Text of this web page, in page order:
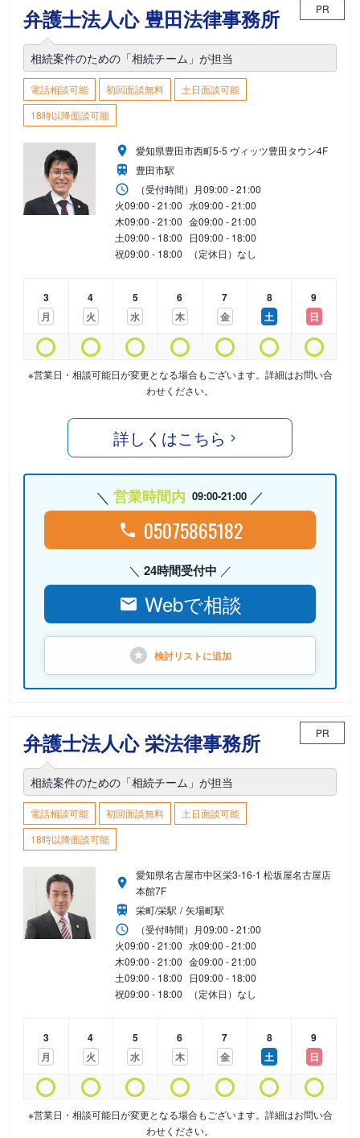
弁護士法人心 豊田法律事務所 PR
相続案件のための「相続チーム」が担当
電話相談可能 初回面談無料
土日面談可能
18時以降面談可能
愛知県豊田市西町5-5 ヴィッツ豊田タウン4F
豊田市駅
（受付時間） 月09:00 - 21:00
火09:00 - 21:00 水09:00 - 21:00
木09:00 - 21:00 金09:00 - 21:00
土09:00 - 18:00 日09:00 - 18:00
祝09:00 - 18:00 （定休日）なし
3
月
4
火
5
水
6
木
7
金
8
土
9
日
※営業日・相談可能日が変更となる場合もございます。詳細はお問い合
わせください。
詳しくはこちら
営業時間内 09:00-21:00
05075865182
24時間受付中
Webで相談
検討リストに追加
弁護士法人心 栄法律事務所 PR
相続案件のための「相続チーム」が担当
電話相談可能 初回面談無料
土日面談可能
18時以降面談可能
愛知県名古屋市中区栄3-16-1 松坂屋名古屋店
本館7F
栄町/栄駅
矢場町駅
（受付時間） 月09:00 - 21:00
火09:00 - 21:00 水09:00 - 21:00
木09:00 - 21:00 金09:00 - 21:00
土09:00 - 18:00 日09:00 - 18:00
祝09:00 - 18:00 （定休日）なし
3
月
4
火
5
水
6
木
7
金
8
土
9
日
※営業日・相談可能日が変更となる場合もございます。詳細はお問い合
わせください。